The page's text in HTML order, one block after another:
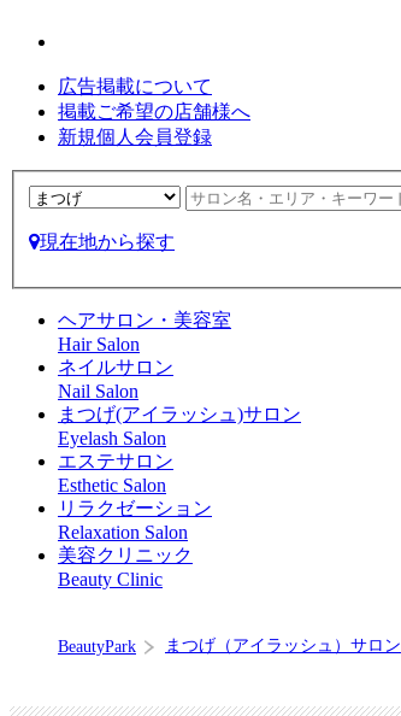
広告掲載について
掲載ご希望の店舗様へ
新規個人会員登録
現在地から探す
ヘアサロン・美容室
Hair Salon
ネイルサロン
Nail Salon
まつげ(アイラッシュ)サロン
Eyelash Salon
エステサロン
Esthetic Salon
リラクゼーション
Relaxation Salon
美容クリニック
Beauty Clinic
BeautyPark まつげ（アイラッシュ）サロン